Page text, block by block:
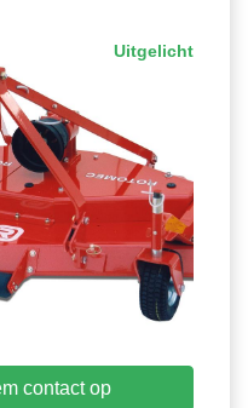
Uitgelicht
contact op